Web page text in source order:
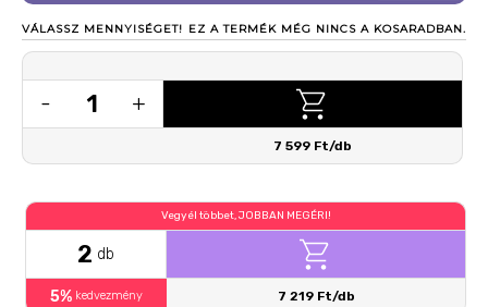
VÁLASSZ MENNYISÉGET! EZ A TERMÉK MÉG NINCS A KOSARADBAN.
- 1 +
7 599 Ft/db
Vegyél többet, JOBBAN MEGÉRI!
2 db
5% kedvezmény 7 219 Ft/db